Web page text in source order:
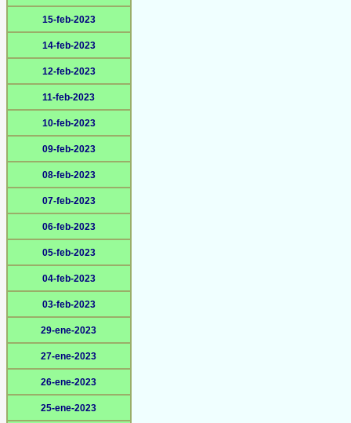
15-feb-2023
14-feb-2023
12-feb-2023
11-feb-2023
10-feb-2023
09-feb-2023
08-feb-2023
07-feb-2023
06-feb-2023
05-feb-2023
04-feb-2023
03-feb-2023
29-ene-2023
27-ene-2023
26-ene-2023
25-ene-2023